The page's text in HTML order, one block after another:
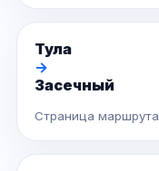
Тула
→
Засечный
Страница маршрута